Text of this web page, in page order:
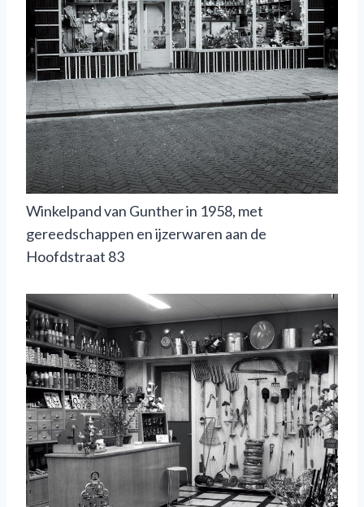
Winkelpand van Gunther in 1958, met
gereedschappen en ijzerwaren aan de
Hoofdstraat 83